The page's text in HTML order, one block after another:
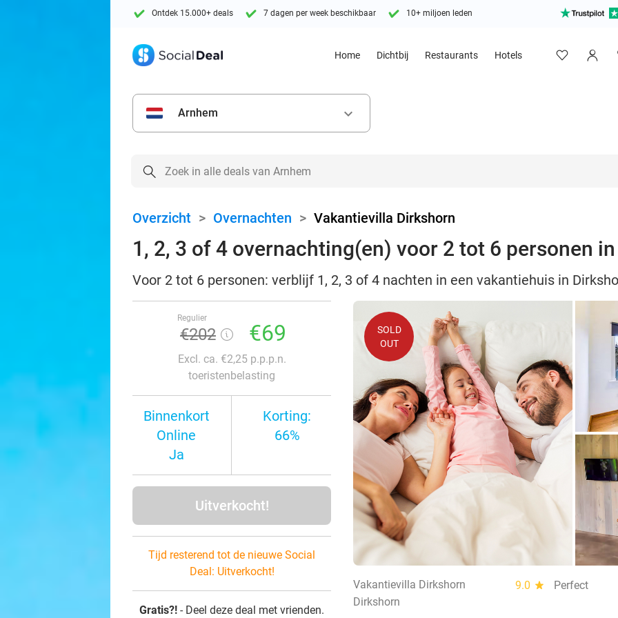
Ontdek 15.000+ deals 7 dagen per week beschikbaar 10+ miljoen leden
Home Dichtbij Restaurants Hotels
Arnhem keyboard_arrow_down
Overzicht > Overnachten > Vakantievilla Dirkshorn
1, 2, 3 of 4 overnachting(en) voor 2 tot 6 personen
Voor 2 tot 6 personen: verblijf 1, 2, 3 of 4 nachten in een vakantiehuis in
Regulier
€202 €69
Excl. ca. €2,25 p.p.p.n.
toeristenbelasting
Binnenkort
Online
Ja
Korting:
66%
Uitverkocht!
Tijd resterend tot de nieuwe Social
Deal: Uitverkocht!
Gratis?! - Deel deze deal met vrienden.
SOLD
OUT
Vakantievilla Dirkshorn 9.0 star
Perfect
Dirkshorn